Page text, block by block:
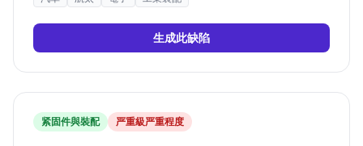
生成此缺陷
紧固件與裝配 严重級严重程度